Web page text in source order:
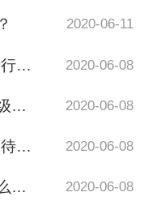
2020-06-11
2020年一级建造师挂靠最新行情 竟然是这样 2020-06-08
一级建造师含金量如何？一级建造师挂靠前景 2020-06-08
2020年一级建造师挂靠薪资待遇如何？ 2020-06-08
一级建造师通过率为什么那么低?原因有哪些呢？ 2020-06-08